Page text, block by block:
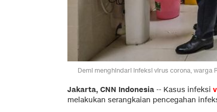
Demi menghindari infeksi virus corona, warga
Jakarta, CNN Indonesia -- Kasus infeksi
melakukan serangkaian pencegahan